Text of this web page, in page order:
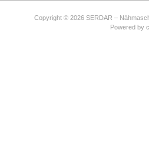
Copyright © 2026 SERDAR –
Powered by